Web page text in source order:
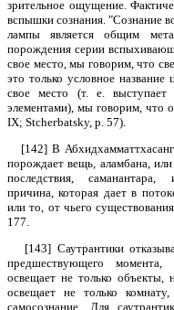
зрительное ощущение.
вспышки сознания. "Сознание
лампы является общим
порождения серии
свое место, мы говорим, что
это только условное
свое место (т. е.
элементами), мы говорим, что
IX; Stсhегbatskу, р. 57).
[142] В
порождает вещь, аламбана,
последствия, саманантара,
причина, которая дает в
или то, от чьего
177.
[143] Саутрантики
предшествующего момента,
освещает не только
освещает не только
самосознание. Для